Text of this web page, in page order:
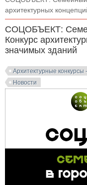
архитектурных
СОЦОБЪЕКТ:
Конкурс
значимых зданий
Архитектурные
Новости